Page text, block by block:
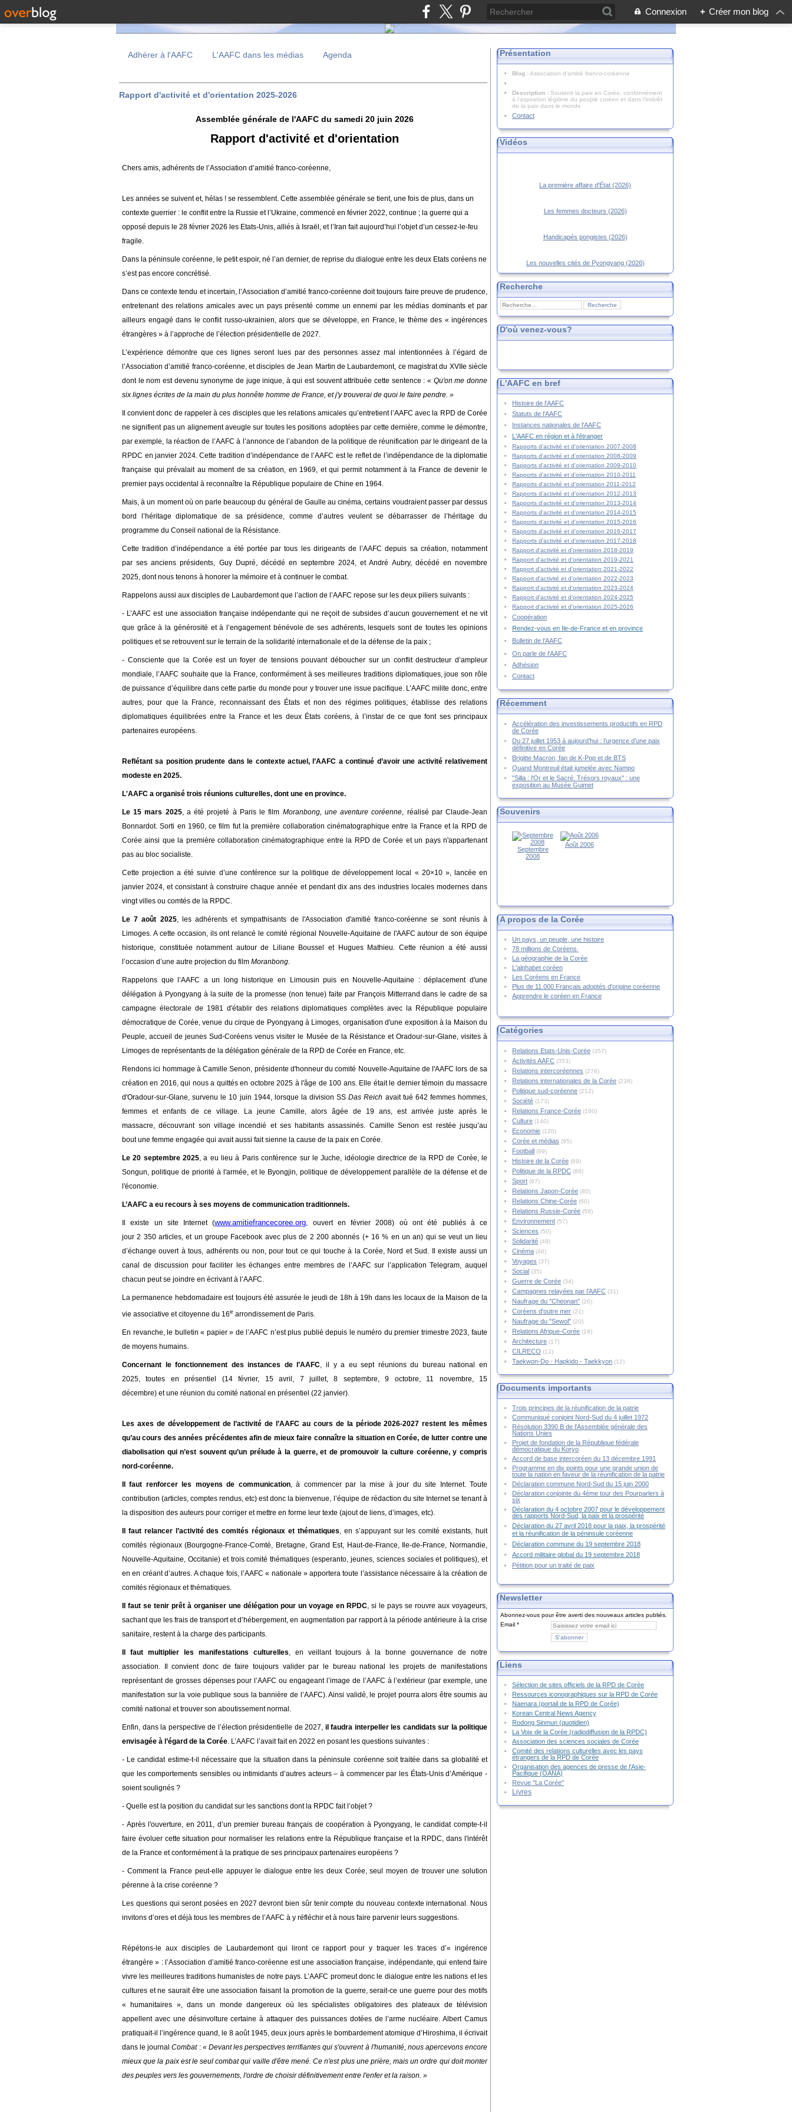
Connexion + Créer mon blog
Adhérer à l'AAFC L'AAFC dans les médias Agenda
Rapport d'activité et d'orientation 2025-2026
Assemblée générale de l'AAFC du samedi 20 juin 2026
Rapport d'activité et d'orientation
Chers amis, adhérents de l’Association d’amitié franco-coréenne,
Les années se suivent et, hélas ! se ressemblent. Cette assemblée générale se tient, une fois de plus, dans un
contexte guerrier : le conflit entre la Russie et l’Ukraine, commencé en février 2022, continue ; la guerre qui a
opposé depuis le 28 février 2026 les Etats-Unis, alliés à Israël, et l’Iran fait aujourd’hui l’objet d’un cessez-le-feu
fragile.
Dans la péninsule coréenne, le petit espoir, né l’an dernier, de reprise du dialogue entre les deux Etats coréens ne
s’est pas encore concrétisé.
Dans ce contexte tendu et incertain, l’Association d’amitié franco-coréenne doit toujours faire preuve de prudence,
entretenant des relations amicales avec un pays présenté comme un ennemi par les médias dominants et par
ailleurs engagé dans le conflit russo-ukrainien, alors que se développe, en France, le thème des « ingérences
étrangères » à l’approche de l’élection présidentielle de 2027.
L’expérience démontre que ces lignes seront lues par des personnes assez mal intentionnées à l’égard de
l’Association d’amitié franco-coréenne,et disciples deJean Martin de Laubardemont, ce magistrat du XVIIe siècle
dont le nom est devenu synonyme de juge inique, à qui est souvent attribuée cette sentence :« Qu'on me donne
six lignes écrites de la main du plus honnête homme de France, et j'y trouverai de quoi le faire pendre. »
convientdonc de rappelerà ces disciples que les relations amicales qu’entretient l’AAFC avec la RPD de Corée
ne signifient pas un alignement aveugle sur toutes les positions adoptées par cette dernière,comme le démontre,
par exemple, la réaction de l’AAFC à l’annonce de l’abandon de la politique de réunification par le dirigeant de la
RPDC en janvier 2024. Cette tradition d’indépendance de l’AAFC est le reflet de l’indépendance de la diplomatie
française qui prévalait au moment de sa création, en 1969, et qui permit notamment à la France de devenir le
premier pays occidental à reconnaître la République populaire de Chine en 1964.
Mais, à un moment où on parle beaucoup du général de Gaulle au cinéma, certains voudraient passer par dessus
bord l’héritage diplomatique de sa présidence, comme d’autres veulent se débarrasser de l’héritage du
programme du Conseil national de la Résistance.
Cette traditiond’indépendance a été portée par tous les dirigeants de l’AAFC depuis sa création, notamment
parses anciens présidents, Guy Dupré, décédé en septembre 2024,et André Aubry, décédé en novembre
2025, dont nous tenons à honorer la mémoire età continuer le combat.
Rappelons aussi aux disciples de Laubardemont que l’action de l’AAFC repose sur les deux piliers suivants :
- L’AAFC est une association française indépendante qui ne reçoit de subsides d’aucun gouvernement et ne vit
que grâce à la générosité et à l’engagement bénévole de ses adhérents, lesquels sont de toutes les opinions
politiques et se retrouvent sur le terrain de la solidarité internationale et de la défense de la paix ;
- Consciente que la Corée est un foyer de tensions pouvant déboucher sur un conflit destructeur d’ampleur
mondiale, l’AAFC souhaite que la France, conformément à ses meilleures traditions diplomatiques, joue son rôle
de puissance d’équilibre dans cette partie du monde pour y trouver une issue pacifique. L’AAFC milite donc, entre
autres, pour que la France, reconnaissant des États et non des régimes politiques, établisse des relations
diplomatiques équilibrées entre la France et les deux États coréens, à l’instar de ce que font ses principaux
partenaires européens.
Reflétant sa position prudente dans le contexte actuel, l’AAFC a continué d’avoir une activité relativement
modeste en 2025.
L'AAFC a organisé trois réunions culturelles, dont une en province.
Le 15 mars 2025, a été projeté à Paris le film Moranbong, une aventure coréenne, réalisé par Claude-Jean
Bonnardot. Sorti en 1960, ce film fut la première collaboration cinématographique entre la France et la RPD de
Corée ainsi que la première collaboration cinématographique entre la RPD de Corée et un pays n'appartenant
pas au bloc socialiste.
Cette projection a été suivie d’une conférence sur la politique de développement local « 20×10 », lancée en
janvier 2024, et consistant à construire chaque année et pendant dix ans des industries locales modernes dans
vingt villes ou comtés de la RPDC.
Le 7 août 2025, les adhérents et sympathisants de l'Association d'amitié franco-coréenne se sont réunis à
Limoges. A cette occasion, ils ont relancé le comité régional Nouvelle-Aquitaine de l'AAFC autour de son équipe
historique, constituée notamment autour de Liliane Boussel et Hugues Mathieu. Cette réunion a été aussi
l’occasion d’une autre projection du film Moranbong.
Rappelons que l’AAFC a un long historique en Limousin puis en Nouvelle-Aquitaine : déplacement d'une
délégation à Pyongyang à la suite de la promesse (non tenue) faite par François Mitterrand dans le cadre de sa
campagne électorale de 1981 d'établir des relations diplomatiques complètes avec la République populaire
démocratique de Corée, venue du cirque de Pyongyang à Limoges, organisation d'une exposition à la Maison du
Peuple, accueil de jeunes Sud-Coréens venus visiter le Musée de la Résistance et Oradour-sur-Glane, visites à
Limoges de représentants de la délégation générale de la RPD de Corée en France, etc.
Rendons ici hommage à Camille Senon, présidente d'honneur du comité Nouvelle-Aquitaine de l'AAFC lors de sa
création en 2016,qui nous a quittésen octobre 2025 à l'âge de 100 ans. E lle était le dernier témoin du massacre
d'Oradour-sur-Glane,survenu le 10 juin 1944, lorsque la divisionSS Das Reich avait tué 642 femmes hommes,
femmes et enfants de ce village. La jeune Camille, alors âgée de 19 ans, est arrivée juste après le
massacre,découvrant son village incendié et ses habitants assassinés. Camille Senon est restée jusqu’au
boutune femme engagée qui avait aussi fait sienne la cause de la paix en Corée.
Le 20 septembre 2025, a eu lieu à Paris conférence sur le Juche, idéologie directrice de la RPD de Corée, le
Songun, politique de priorité à l'armée, et le Byongjin, politique de développement parallèle de la défense et de
l'économie.
L’AAFC a eu recours à ses moyens de communication traditionnels.
Il existe un site Internet(www.amitiefrancecoree.org, ouvert en février 2008) où ont été publiés à ce
jour 2 350articles,et un groupe Facebook avecplus de 2 200abonnés (+ 16 % en un an) qui se veut un lieu
d’échange ouvert à tous, adhérents ou non, pour tout ce qui touche à la Corée, Nord et Sud . Il existe aussi un
canal de discussion pour faciliter les échanges entre membres de l’AAFC sur l’application Telegram, auquel
chacun peut se joindre en écrivant à l’AAFC.
La permanence hebdomadaire est toujours été assurée le jeudi de 18h à 19h dans les locaux de la Maison de la
vie associative et citoyenne du 16e arrondissement de Paris.
En revanche, le bulletin « papier » de l’AAFC n’est plus publié depuis le numéro du premier trimestre 2023, faute
de moyens humains.
Concernant le fonctionnement desinstances de l’AAFC, il y a eusept réunions du bureau national en
2025,toutes en présentiel (14 février, 15 avril, 7 juillet, 8 septembre, 9 octobre, 11 novembre, 15
décembre) et une réunion du comité national en présentiel (22 janvier).
Les axes de développement de l’activité de l’AAFC au cours de la période 2026-2027 restent les mêmes
qu’au cours des années précédentes afin de mieux faire connaître la situation en Corée, de lutter contre une
diabolisation qui n’est souvent qu’un prélude à la guerre, et de promouvoir la culture coréenne, y compris
nord-coréenne.
Il faut renforcer les moyens de communication, à commencer par la mise à jour du site Internet.Toute
contribution (articles, comptes rendus, etc)est donc la bienvenue, l ’équipe de rédaction du site Internet se tenant à
la disposition des auteurs pour corriger et mettre en forme leur texte (ajout de liens, d’images, etc).
Il faut relancer l’activité des comités régionaux et thématiques, en s’appuyant sur lescomité existants, huit
comités régionaux (Bourgogne-France-Comté, Bretagne, Grand Est, Haut-de-France, Ile-de-France, Normandie,
Nouvelle-Aquitaine, Occitanie) et trois comité thématiques (esperanto, jeunes, sciences sociales et politiques), et
en en créant d’autres.A chaque fois, l’AAFC « nationale »apportera toute l’assistance nécessaire à la création de
comités régionaux et thématiques.
Il faut se tenir prêt à organiser une délégation pour un voyage en RPDC, si le pays se rouvre aux voyageurs,
sachant que les frais de transport et d’hébergement, en augmentation par rapport à la période antérieure à la crise
sanitaire, restent à la charge des participants.
Il faut multiplier les manifestations culturelles, en veillant toujours à la bonne gouvernance de notre
association.
Il convient donc de faire toujours valider par le bureau national les projets de manifestations
représentant de grosses dépenses pour l’AAFC ou engageant l’image de l’AAFC à l’extérieur (par exemple, une
manifestation sur la voie publique sous la bannière de l’AAFC). Ainsi validé, le projet pourra alors être soumis au
comité national et trouver son aboutissement normal.
Enfin, dans la perspective de l’élection présidentielle de 2027, il faudra interpeller les candidats sur la politique
envisagée à l’égard de la Corée. L’AAFC l’avait fait en 2022 en posant les questions suivantes :
- Le candidat estime-t-il nécessaire que la situation dans la péninsule coréenne soit traitée dans sa globalité et
que les comportements sensibles ou intimidants d’autres acteurs – à commencer par les États-Unis d’Amérique -
soient soulignés ?
- Quelle est la position du candidat sur les sanctions dont la RPDC fait l’objet ?
- Après l'ouverture, en 2011, d’un premier bureau français de coopération à Pyongyang, le candidat compte-t-il
faire évoluer cette situation pour normaliser les relations entre la République française et la RPDC, dans l'intérêt
de la France et conformément à la pratique de ses principaux partenaires européens ?
- Comment la France peut-elle appuyer le dialogue entre les deux Corée, seul moyen de trouver une solution
pérenne à la crise coréenne ?
Les questions qui seront posées en 2027 devront bien sûr tenir compte du nouveau contexte international. Nous
invitons d’ores et déjà tous les membres de l’AAFC à y réfléchir et à nous faire parvenir leurs suggestions.
Répétons-le aux disciples de
Laubardemont qui liront ce rapport pour y traquer les traces d’« ingérence
étrangère » : l’Association d’amitié franco-coréenne est une association française, indépendante, qui entend faire
vivre les meilleures traditions humanistes de notre pays. L’AAFC promeutdonc le dialogue entre les nations et les
cultures et ne saurait être une association faisant la promotion de la guerre, serait-ce une guerre pour des motifs
« humanitaires », dans un monde dangereux où les spécialistes obligatoires des plateaux de télévision
appellent avec une désinvolture certaineàattaquer des puissances dotéesde l’arme nucléaire. A lbert Camus
pratiquait-il l’ingérence quand, le 8 août 1945, deux jours après le bombardement atomique d’Hiroshima, il écrivait
dans le journalCombat :« Devant les perspectives terrifiantes qui s'ouvrent à l'humanité, nous apercevons encore
mieux que la paix est le seul combat qui vaille d'être mené. Ce n'est plus une prière, mais un ordre qui doit monter
des peuples vers les gouvernements, l'ordre de choisir définitivement entre l'enfer et la raison. »
Présentation
Blog : Association d'amitié franco-coréenne
Description : Soutenir la paix en Corée, conformément
à l'aspiration légitime du peuple coréen et dans l’intérêt
de la paix dans le monde
Contact
Vidéos
La première affaire d'État (2026)
Les femmes docteurs (2026)
Handicapés pongistes (2026)
Les nouvelles cités de Pyongyang (2026)
Recherche
D'où venez-vous?
L'AAFC en bref
Histoire de l'AAFC
Statuts de l'AAFC
Instances nationales de l'AAFC
L'AAFC en région et à l'étranger
Rapports d'activité et d'orientation 2007-2008
Rapports d'activité et d'orientation 2008-2009
Rapports d'activité et d'orientation 2009-2010
Rapports d'activité et d'orientation 2010-2011
Rapports d'activité et d'orientation 2011-2012
Rapports d'activité et d'orientation 2012-2013
Rapports d'activité et d'orientation 2013-2014
Rapports d'activité et d'orientation 2014-2015
Rapports d'activité et d'orientation 2015-2016
Rapports d'activité et d'orientation 2016-2017
Rapports d'activité et d'orientation 2017-2018
Rapport d'activité et d'orientation 2018-2019
Rapport d'activité et d'orientation 2019-2021
Rapport d'activité et d'orientation 2021-2022
Rapport d'activité et d'orientation 2022-2023
Rapport d'activité et d'orientation 2023-2024
Rapport d'activité et d'orientation 2024-2025
Rapport d'activité et d'orientation 2025-2026
Coopération
Rendez-vous en Ile-de-France et en province
Bulletin de l'AAFC
On parle de l'AAFC
Adhésion
Contact
Récemment
Accélération des investissements productifs en RPD
de Corée
Du 27 juillet 1953 à aujourd’hui : l’urgence d’une paix
définitive en Corée
Brigitte Macron, fan de K-Pop et de BTS
Quand Montreuil était jumelée avec Nampo
"Silla : l'Or et le Sacré. Trésors royaux" : une
exposition au Musée Guimet
Souvenirs
Septembre
2008
Août 2006
A propos de la Corée
Un pays, un peuple, une histoire
78 millions de Coréens
La géographie de la Corée
L'alphabet coréen
Les Coréens en France
Plus de 11.000 Français adoptés d'origine coréenne
Apprendre le coréen en France
Catégories
Relations Etats-Unis-Corée (357)
Activités AAFC (353)
Relations intercoréennes (278)
Relations internationales de la Corée (238)
Politique sud-coréenne (212)
Société (173)
Relations France-Corée (160)
Culture (140)
Economie (120)
Corée et médias (95)
Football (89)
Histoire de la Corée (89)
Politique de la RPDC (88)
Sport (87)
Relations Japon-Corée (80)
Relations Chine-Corée (60)
Relations Russie-Corée (58)
Environnement (57)
Sciences (50)
Solidarité (49)
Cinéma (46)
Voyages (37)
Social (35)
Guerre de Corée (34)
Campagnes relayées par l'AAFC (31)
Naufrage du "Cheonan" (26)
Coréens d'outre mer (21)
Naufrage du "Sewol" (20)
Relations Afrique-Corée (18)
Architecture (17)
CILRECO (12)
Taekwon-Do - Hapkido - Taekkyon (12)
Documents importants
Trois principes de la réunification de la patrie
Communiqué conjoint Nord-Sud du 4 juillet 1972
Résolution 3390 B de l'Assemblée générale des
Nations Unies
Projet de fondation de la République fédérale
démocratique du Koryo
Accord de base intercoréen du 13 décembre 1991
Programme en dix points pour une grande union de
toute la nation en faveur de la réunification de la patrie
Déclaration commune Nord-Sud du 15 juin 2000
Déclaration conjointe du 4ème tour des Pourparlers à
six
Déclaration du 4 octobre 2007 pour le développement
des rapports Nord-Sud, la paix et la prospérité
Déclaration du 27 avril 2018 pour la paix, la prospérité
et la réunification de la péninsule coréenne
Déclaration commune du 19 septembre 2018
Accord militaire global du 19 septembre 2018
Pétition pour un traité de paix
Newsletter
Abonnez-vous pour être averti des nouveaux articles publiés.
Email
Liens
Sélection de sites officiels de la RPD de Corée
Ressources iconographiques sur la RPD de Corée
Naenara (portail de la RPD de Corée)
Korean Central News Agency
Rodong Sinmun (quotidien)
La Voix de la Corée (radiodiffusion de la RPDC)
Association des sciences sociales de Corée
Comité des relations culturelles avec les pays
étrangers de la RPD de Corée
Organisation des agences de presse de l'Asie-
Pacifique (OANA)
Revue "La Corée"
Livres